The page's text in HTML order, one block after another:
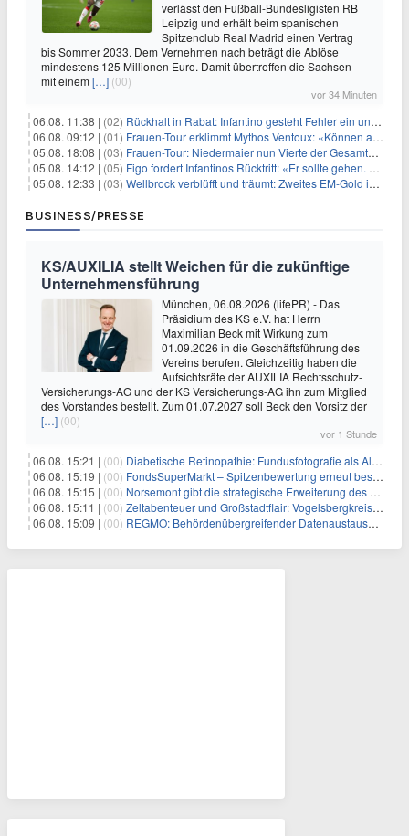
verlässt den Fußball-Bundesligisten RB
Leipzig und erhält beim spanischen
Spitzenclub Real Madrid einen Vertrag
bis Sommer 2033. Dem Vernehmen nach beträgt die Ablöse
mindestens 125 Millionen Euro. Damit übertreffen die Sachsen
mit einem[…] (00)
vor 34 Minuten
06.08. 11:38 | (02) Rückhalt in Rabat: Infantino gesteht Fehler ein und droht
06.08. 09:12 | (01) Frauen-Tour erklimmt Mythos Ventoux: «Können alles schaffen»
05.08. 18:08 | (03) Frauen-Tour: Niedermaier nun Vierte der Gesamtwertung
05.08. 14:12 | (05) Figo fordert Infantinos Rücktritt: «Er sollte gehen. Jetzt»
05.08. 12:33 | (03) Wellbrock verblüfft und träumt: Zweites EM-Gold in Paris
BUSINESS/PRESSE
KS/AUXILIA stellt Weichen für die zukünftige
Unternehmensführung
München, 06.08.2026 (lifePR) - Das
Präsidium des KS e.V. hat Herrn
Maximilian Beck mit Wirkung zum
01.09.2026 in die Geschäftsführung des
Vereins berufen. Gleichzeitig haben die
Aufsichtsräte der AUXILIA Rechtsschutz-
Versicherungs-AG und der KS Versicherungs-AG ihn zum Mitglied
des Vorstandes bestellt. Zum 01.07.2027 soll Beck den Vorsitz der
[…] (00)
vor 1 Stunde
06.08. 15:21 | (00) Diabetische Retinopathie: Fundusfotografie als Alternative zur Ophthalmoskopie
06.08. 15:19 | (00) FondsSuperMarkt – Spitzenbewertung erneut bestätigt
06.08. 15:15 | (00) Norsemont gibt die strategische Erweiterung des Konzessionspakets Choquelimpie auf 9.048 Hektar bekannt
06.08. 15:11 | (00) Zeltabenteuer und Großstadtflair: Vogelsbergkreis blickt auf zwei erfolgreiche Sommerfreizeiten zurück
06.08. 15:09 | (00) REGMO: Behördenübergreifender Datenaustausch für Millionen Bürger:innen – Teil 1